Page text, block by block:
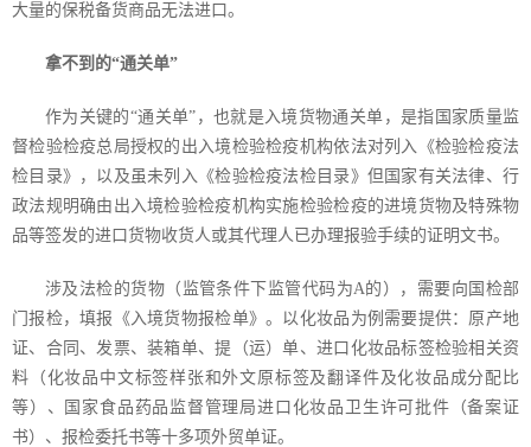
大量的保税备货商品无法进口。
拿不到的“通关单”
作为关键的“通关单”，也就是入境货物通关单，是指国家质量监
督检验检疫总局授权的出入境检验检疫机构依法对列入《检验检疫法
检目录》，以及虽未列入《检验检疫法检目录》但国家有关法律、行
政法规明确由出入境检验检疫机构实施检验检疫的进境货物及特殊物
品等签发的进口货物收货人或其代理人已办理报验手续的证明文书。
涉及法检的货物（监管条件下监管代码为A的），需要向国检部
门报检，填报《入境货物报检单》。以化妆品为例需要提供：原产地
证、合同、发票、装箱单、提（运）单、进口化妆品标签检验相关资
料（化妆品中文标签样张和外文原标签及翻译件及化妆品成分配比
等）、国家食品药品监督管理局进口化妆品卫生许可批件（备案证
书）、报检委托书等十多项外贸单证。